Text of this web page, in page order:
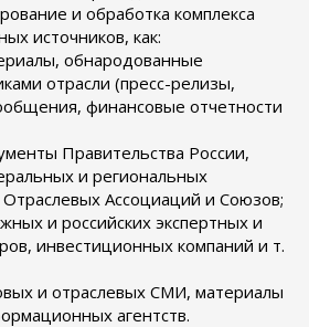
и обработка комплекса
источников, как:
обнародованные
отрасли (пресс-релизы,
финансовые отчетности
Правительства России,
и региональных
Ассоциаций и Союзов;
и российских экспертных и
инвестиционных компаний и т.
и отраслевых СМИ, материалы
агентств.